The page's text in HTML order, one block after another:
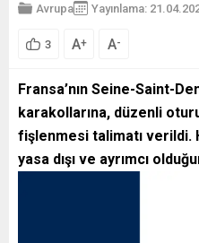
Avrupa Yayınlama:
3 A+ A-
Fransa’nın Seine-Saint-
karakollarına, düzenli
fişlenmesi talimatı verildi.
yasa dışı ve ayrımcı